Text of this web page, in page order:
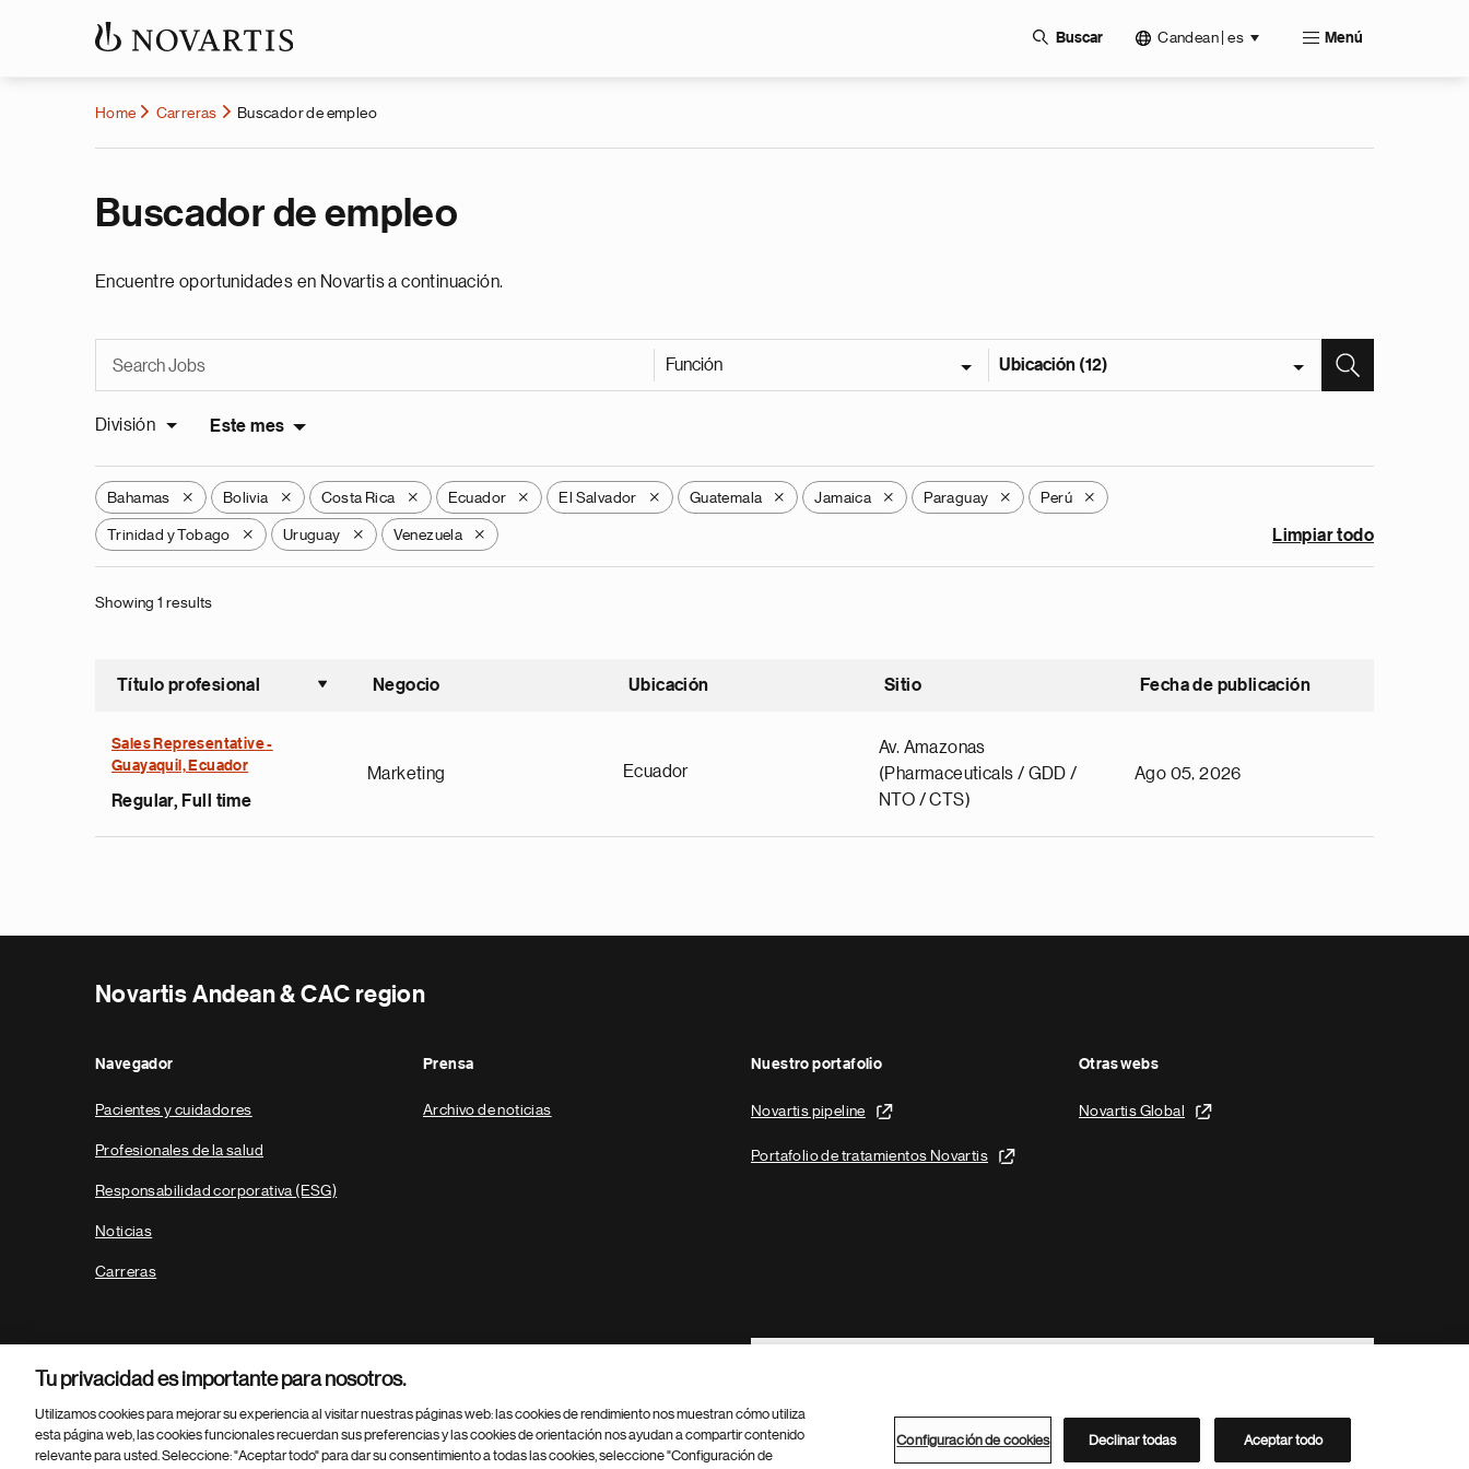
Buscar Candean | es Menú
Home Carreras Buscador de empleo
Buscador de empleo
Encuentre oportunidades en Novartis a continuación.
Función Ubicación (12)
División Este mes
Bahamas X Bolivia X Costa Rica X Ecuador X El Salvador X Guatemala X Jamaica X Paraguay X Perú X
Trinidad y Tobago X Uruguay X Venezuela X Limpiar todo
Showing 1 results
Título profesional
Ordenar ascendente
Negocio Ubicación Sitio Fecha de publicación
Sales Representative -
Guayaquil, Ecuador
Regular, Full time
Marketing Ecuador
Av. Amazonas
(Pharmaceuticals / GDD /
NTO / CTS)
Ago 05, 2026
Novartis Andean & CAC region
Navegador
Pacientes y cuidadores
Profesionales de la salud
Responsabilidad corporativa (ESG)
Noticias
Carreras
Prensa
Archivo de noticias
Nuestro portafolio
Novartis pipeline
Portafolio de tratamientos Novartis
Otras webs
Novartis Global
Footer Site Search
Parte
© 2026 Novartis AG Directorio de Novartis
Tu privacidad es importante para nosotros.
Utilizamos cookies para mejorar su experiencia al visitar nuestras páginas web: las cookies de rendimiento nos muestran cómo utiliza
esta página web, las cookies funcionales recuerdan sus preferencias y las cookies de orientación nos ayudan a compartir contenido
relevante para usted. Seleccione: "Aceptar todo" para dar su consentimiento a todas las cookies, seleccione "Configuración de
Configuración de cookies Declinar todas Aceptar todo